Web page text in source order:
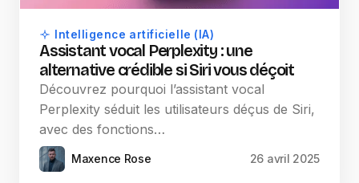
Intelligence artificielle (IA)
Assistant vocal Perplexity : une
alternative crédible si Siri vous déçoit
Découvrez pourquoi l’assistant vocal
Perplexity séduit les utilisateurs déçus de Siri,
avec des fonctions…
Maxence Rose 26 avril 2025